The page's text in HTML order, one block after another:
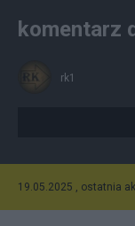
komentarz
rk1
19.05.2025 , ostatnia